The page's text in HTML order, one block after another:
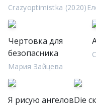
Crazyoptimistka (2020)
Чертовка для
безопасника
Мария Зайцева
Я рисую ангеловDie